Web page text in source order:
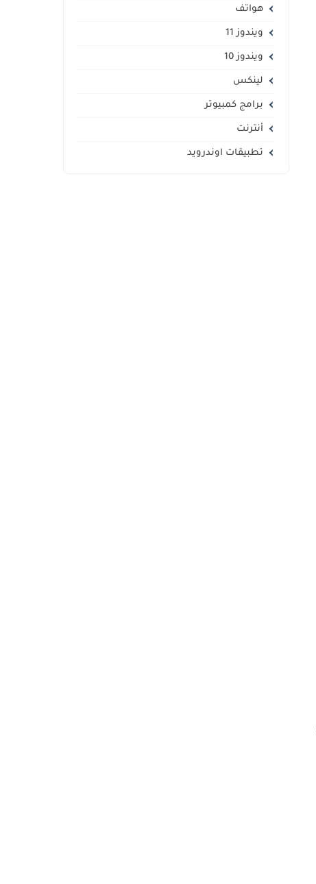
هواتف
ويندوز 11
ويندوز 10
لينكس
برامج كمبيوتر
أنترنت
تطبيقات اوندرويد